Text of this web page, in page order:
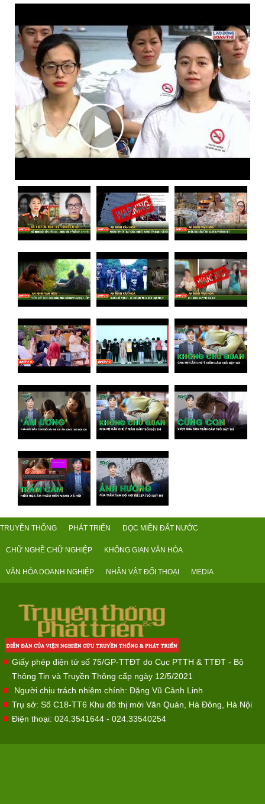
TRUYỀN THỐNG PHÁT TRIỂN DỌC MIỀN ĐẤT NƯỚC
CHỮ NGHỀ CHỮ NGHIỆP KHÔNG GIAN VĂN HÓA
VĂN HÓA DOANH NGHIỆP NHÂN VẬT ĐỐI THOẠI MEDIA
Giấy phép điện tử số 75/GP-TTĐT do Cục PTTH & TTĐT - Bộ
Thông Tin và Truyền Thông cấp ngày 12/5/2021
Người chịu trách nhiệm chính: Đặng Vũ Cảnh Linh
Trụ sở: Số C18-TT6 Khu đô thị mới Văn Quán, Hà Đông, Hà Nội
Điện thoại: 024.3541644 - 024.33540254